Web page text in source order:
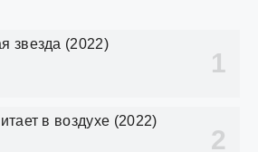
звезда (2022)
в воздухе (2022)